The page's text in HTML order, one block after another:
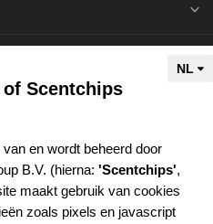
Scentchips
en wordt beheerd door
B.V. (hierna: 'Scentchips',
maakt gebruik van cookies
zoals pixels en javascript